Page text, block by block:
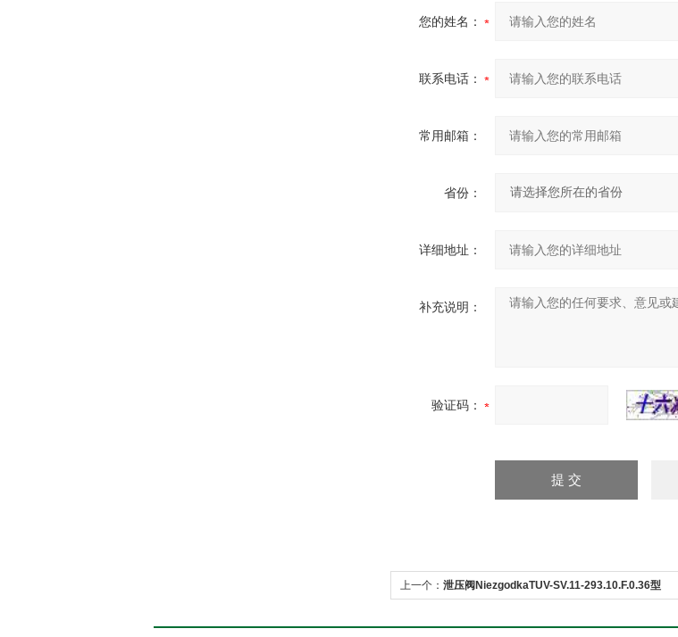
您的姓名：
联系电话：
常用邮箱：
省份：
详细地址：
补充说明：
验证码：
上一个： 泄压阀NiezgodkaTUV-SV.11-293.10.F.0.36型